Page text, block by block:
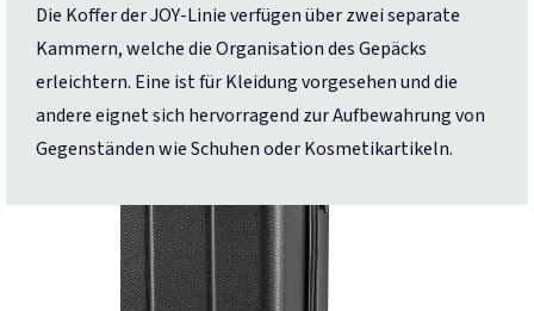
Die Koffer der JOY-Linie verfügen über zwei separate
Kammern, welche die Organisation des Gepäcks
erleichtern. Eine ist für Kleidung vorgesehen und die
andere eignet sich hervorragend zur Aufbewahrung von
Gegenständen wie Schuhen oder Kosmetikartikeln.